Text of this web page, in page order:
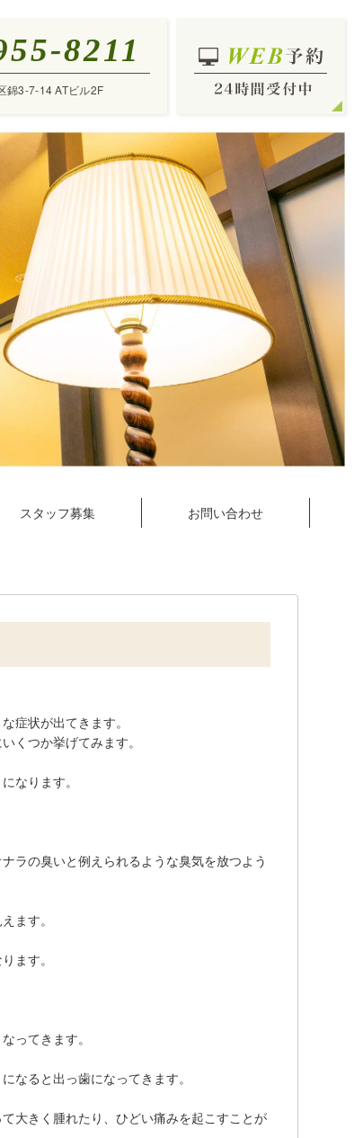
8211
錦3-7-14 ATビル2F
スタッフ募集 お問い合わせ
症状が出てきます。
くつか挙げてみます。
なります。
ラの臭いと例えられるような臭気を放つよう
ます。
ます。
ってきます。
なると出っ歯になってきます。
大きく腫れたり、ひどい痛みを起こすことが